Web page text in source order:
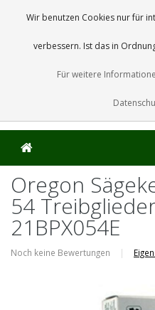
Oregon
54
21BPX054E
Noch keine Bewertungen |
Wir benutzen Cookies nur für
verbessern. Ist das in
Für weitere